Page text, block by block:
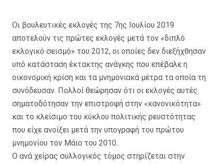
Οι βουλευτικές εκλογές της 7ης Ιουλίου 2019
αποτελούν τις πρώτες εκλογές μετά τον «διπλό
εκλογικό σεισμό» του 2012, οι οποίες δεν διεξήχθησαν
υπό κατάσταση έκτακτης ανάγκης που επέβαλε η
οικονομική κρίση και τα μνημονιακά μέτρα τα οποία τη
συνόδευσαν. Πολλοί θεώρησαν ότι οι εκλογές αυτές
σηματοδότησαν την επιστροφή στην «κανονικότητα»
και το κλείσιμο του κύκλου πολιτικής ρευστότητας
που είχε ανοίξει μετά την υπογραφή του πρώτου
μνημονίου τον Μάιο του 2010.
Ο ανά χείρας συλλογικός τόμος στηρίζεται στην